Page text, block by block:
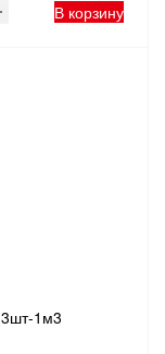
В корзину
1м3